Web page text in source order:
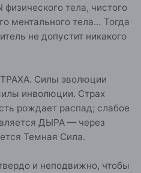
тела, чистого
ментального тела… Тогда
не допустит никакого
Силы эволюции
инволюции. Страх
рождает распад; слабое
ДЫРА — через
Темная Сила.
и неподвижно, чтобы